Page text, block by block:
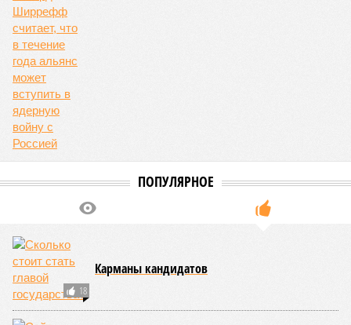
Aging, группа учёных из Сколковского института науки и
технологий во главе с доктором биологических наук
Екатериной Храмеевой
жизни человека. Вернее, каким бы этот срок мог быть, если
исключить из уравнения все признаки старения, в том
числе и соматические мутации.
Итак, пишет в своей разошедшейся на многомиллионную
аудиторию публикации New York Post (почему, кстати, New
York Post, а не отечественные издания?), получилось, что
29 921 год. Неплохо: одному-единственному человеку
можно было бы застать сразу несколько концов света,
ледниковых периодов и крушение десятка-другого
развитых цивилизаций. Но мы снова возвращаемся к
катастрофическим изменениям в ДНК, которые начисто
вычёркивают эти цифры из всех возможных вариантов
долголетия.«При устранении всех остальных причин
старения только соматические мутации сокращают
теоретическую среднюю продолжительность жизни с